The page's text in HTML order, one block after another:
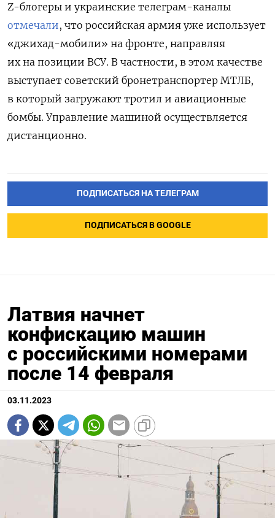
Z-блогеры и украинские телеграм-каналы
отмечали, что российская армия уже использует
«джихад-мобили» на фронте, направляя
их на позиции ВСУ. В частности, в этом качестве
выступает советский бронетранспортер МТЛБ,
в который загружают тротил и авиационные
бомбы. Управление машиной осуществляется
дистанционно.
ПОДПИСАТЬСЯ НА ТЕЛЕГРАМ
ПОДПИСАТЬСЯ В GOOGLE
Латвия начнет
конфискацию машин
с российскими номерами
после 14 февраля
03.11.2023